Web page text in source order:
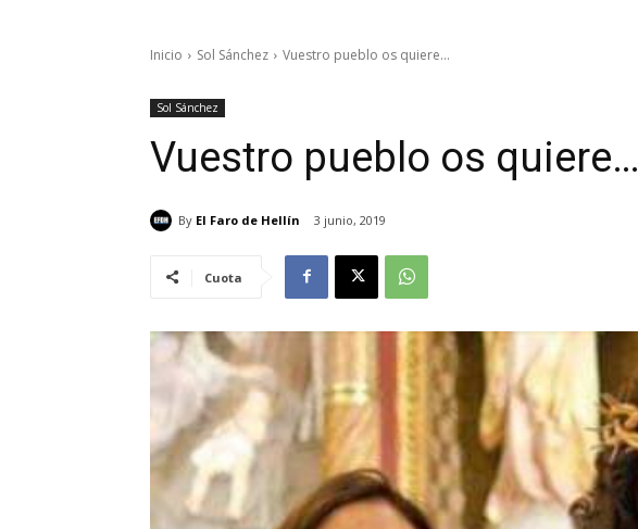
Inicio Sol Sánchez Vuestro pueblo os quiere...
Sol Sánchez
Vuestro pueblo os quiere…
By El Faro de Hellín 3 junio, 2019
Cuota